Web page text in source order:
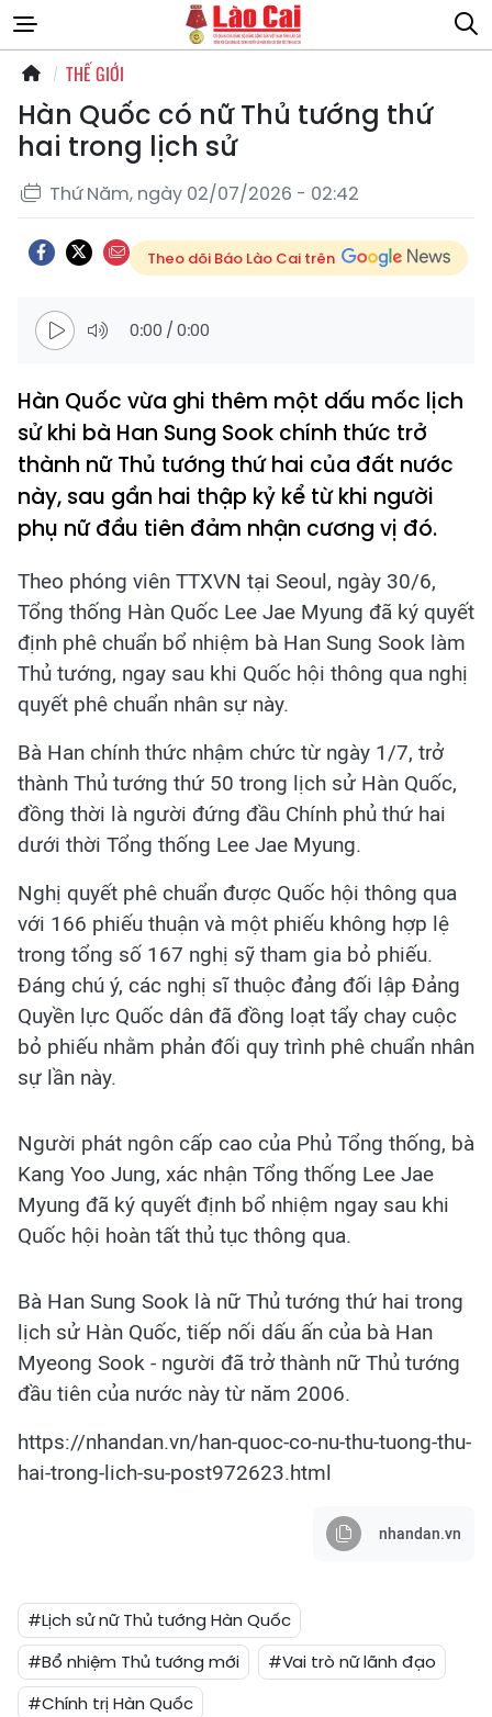
THẾ GIỚI
Hàn Quốc có nữ Thủ tướng thứ
hai trong lịch sử
Thứ Năm, ngày 02/07/2026 - 02:42
Theo dõi Báo Lào Cai trên
0:00 /0:00
Hàn Quốc vừa ghi thêm một dấu mốc lịch
sử khi bà Han Sung Sook chính thức trở
thành nữ Thủ tướng thứ hai của đất nước
này, sau gần hai thập kỷ kể từ khi người
phụ nữ đầu tiên đảm nhận cương vị đó.
Theo phóng viên TTXVN tại Seoul, ngày 30/6,
Tổng thống Hàn Quốc Lee Jae Myung đã ký quyết
định phê chuẩn bổ nhiệm bà Han Sung Sook làm
Thủ tướng, ngay sau khi Quốc hội thông qua nghị
quyết phê chuẩn nhân sự này.
Bà Han chính thức nhậm chức từ ngày 1/7, trở
thành Thủ tướng thứ 50 trong lịch sử Hàn Quốc,
đồng thời là người đứng đầu Chính phủ thứ hai
dưới thời Tổng thống Lee Jae Myung.
Nghị quyết phê chuẩn được Quốc hội thông qua
với 166 phiếu thuận và một phiếu không hợp lệ
trong tổng số 167 nghị sỹ tham gia bỏ phiếu.
Đáng chú ý, các nghị sĩ thuộc đảng đối lập Đảng
Quyền lực Quốc dân đã đồng loạt tẩy chay cuộc
bỏ phiếu nhằm phản đối quy trình phê chuẩn nhân
sự lần này.
Người phát ngôn cấp cao của Phủ Tổng thống, bà
Kang Yoo Jung, xác nhận Tổng thống Lee Jae
Myung đã ký quyết định bổ nhiệm ngay sau khi
Quốc hội hoàn tất thủ tục thông qua.
Bà Han Sung Sook là nữ Thủ tướng thứ hai trong
lịch sử Hàn Quốc, tiếp nối dấu ấn của bà Han
Myeong Sook - người đã trở thành nữ Thủ tướng
đầu tiên của nước này từ năm 2006.
https://nhandan.vn/han-quoc-co-nu-thu-tuong-thu-
hai-trong-lich-su-post972623.html
nhandan.vn
#Lịch sử nữ Thủ tướng Hàn Quốc
#Bổ nhiệm Thủ tướng mới
#Vai trò nữ lãnh đạo
#Chính trị Hàn Quốc